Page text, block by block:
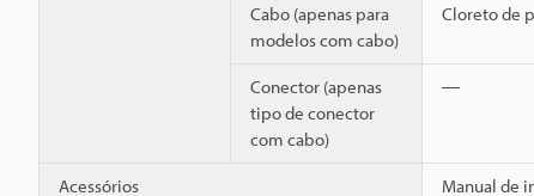
Cabo (apenas para
modelos com cabo)
Cloreto de
Conector (apenas
tipo de conector
com cabo)
―
Acessórios Manual de